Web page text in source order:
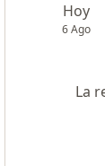
Hoy
6 Ago
La